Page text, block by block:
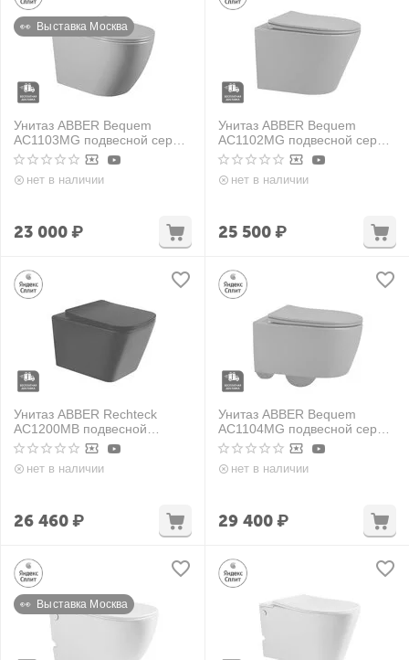
👀  Выставка Москва
Унитаз ABBER Bequem
AC1103MG подвесной серый
матовый, безободковый
нет в наличии
23 000₽
Унитаз ABBER Bequem
AC1102MG подвесной серый
матовый, безободковый
нет в наличии
25 500₽
Унитаз ABBER Rechteck
AC1200MB подвесной
черный матовый,
безободковый
нет в наличии
26 460₽
Унитаз ABBER Bequem
AC1104MG подвесной серый
матовый, безободковый
нет в наличии
29 400₽
👀  Выставка Москва